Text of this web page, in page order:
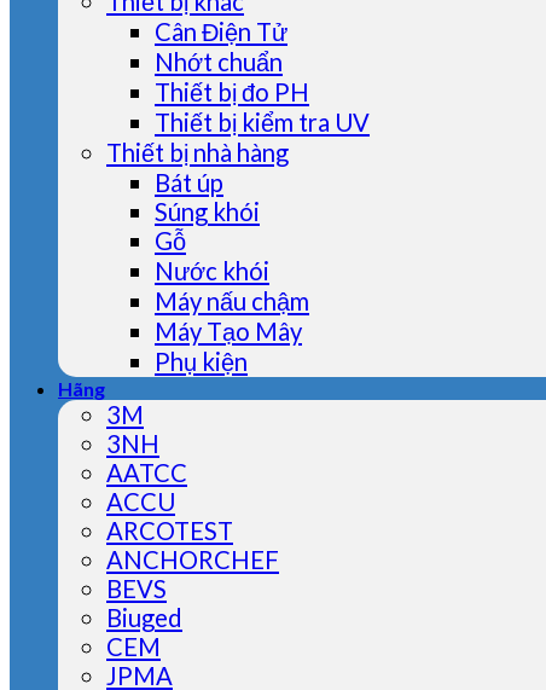
Cân Điện Tử
Nhớt chuẩn
Thiết bị đo PH
Thiết bị kiểm tra UV
Thiết bị nhà hàng
Bát úp
Súng khói
Gỗ
Nước khói
Máy nấu chậm
Máy Tạo Mây
Phụ kiện
Hãng
3M
3NH
AATCC
ACCU
ARCOTEST
ANCHORCHEF
BEVS
Biuged
CEM
JPMA